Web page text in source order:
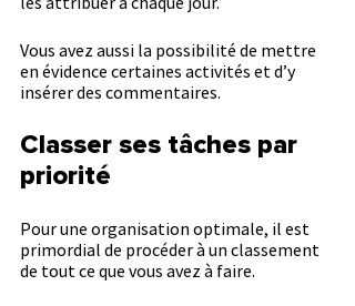
Vous avez aussi la possibilité de mettre
en évidence certaines activités et d’y
insérer des commentaires.
Classer ses tâches par
priorité
Pour une organisation optimale, il est
primordial de procéder à un classement
de tout ce que vous avez à faire.